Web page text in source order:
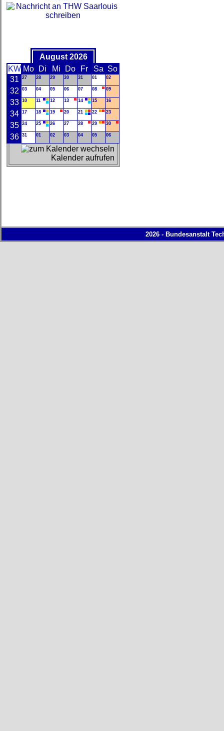
August 2026
KW Mo Di Mi Do Fr Sa So
31
27 28 29 30 31 01 02
32 03 04 05 06 07 08 09
33 10 11 12 13 14 15 16
34 17 18 19 20 21 22 23
35 24 25 26 27 28 29 30
36 31 01 02 03 04 05 06
Kalender aufrufen
2026 - Bundesanstalt